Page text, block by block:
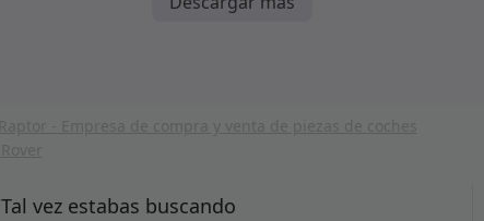
Tal vez estabas buscando